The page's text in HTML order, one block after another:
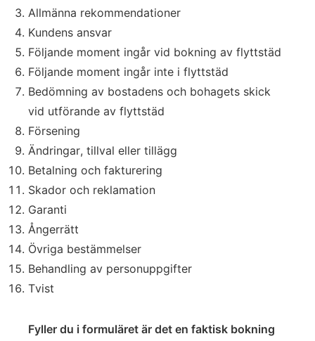
Allmänna rekommendationer
Kundens ansvar
Följande moment ingår vid bokning av flyttstäd
Följande moment ingår inte i flyttstäd
Bedömning av bostadens och bohagets skick
vid utförande av flyttstäd
Försening
Ändringar, tillval eller tillägg
Betalning och fakturering
Skador och reklamation
Garanti
Ångerrätt
Övriga bestämmelser
Behandling av personuppgifter
Tvist
Fyller du i formuläret är det en faktisk bokning